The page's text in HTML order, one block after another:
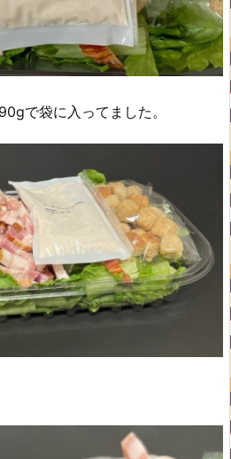
で袋に入ってました。